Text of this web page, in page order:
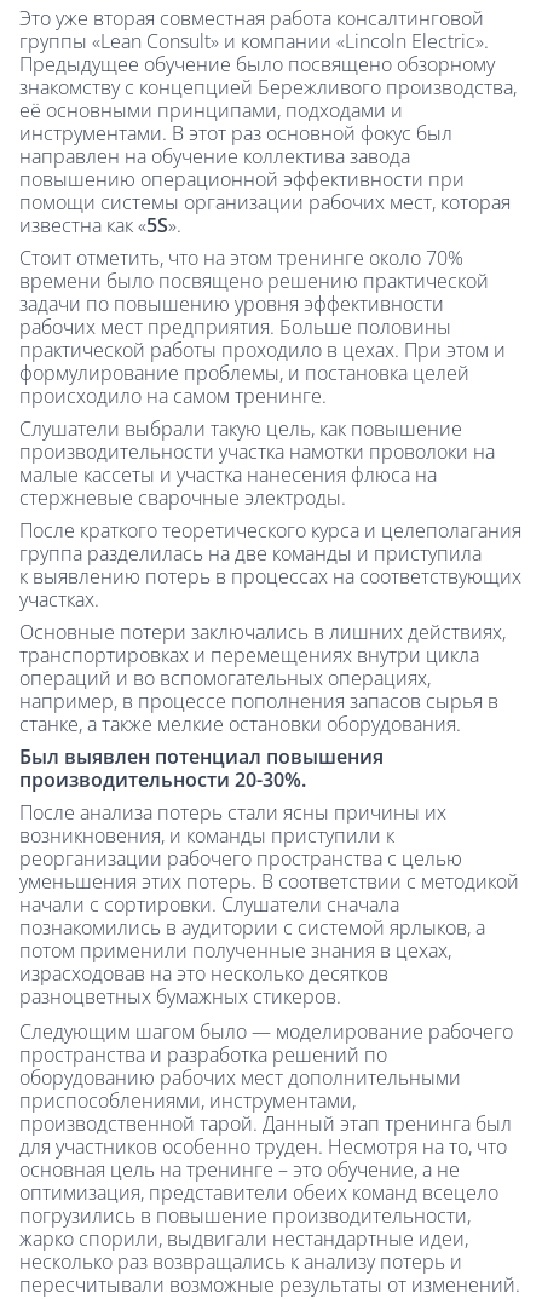
Это уже вторая совместная работа консалтинговой
группы «Lean Consult» и компании «Lincoln Electric».
Предыдущее обучение было посвящено обзорному
знакомству с концепцией Бережливого производства,
её основными принципами, подходами и
инструментами. В этот раз основной фокус был
направлен на обучение коллектива завода
повышению операционной эффективности при
помощи системы организации рабочих мест, которая
известна как «5S».
Стоит отметить, что на этом тренинге около 70%
времени было посвящено решению практической
задачи по повышению уровня эффективности
рабочих мест предприятия. Больше половины
практической работы проходило в цехах. При этом и
формулирование проблемы, и постановка целей
происходило на самом тренинге.
Слушатели выбрали такую цель, как повышение
производительности участка намотки проволоки на
малые кассеты и участка нанесения флюса на
стержневые сварочные электроды.
После краткого теоретического курса и целеполагания
группа разделилась на две команды и приступила
к выявлению потерь в процессах на соответствующих
участках.
Основные потери заключались в лишних действиях,
транспортировках и перемещениях внутри цикла
операций и во вспомогательных операциях,
например, в процессе пополнения запасов сырья в
станке, а также мелкие остановки оборудования.
Был выявлен потенциал повышения
производительности 20-30%.
После анализа потерь стали ясны причины их
возникновения, и команды приступили к
реорганизации рабочего пространства с целью
уменьшения этих потерь. В соответствии с методикой
начали с сортировки. Слушатели сначала
познакомились в аудитории с системой ярлыков, а
потом применили полученные знания в цехах,
израсходовав на это несколько десятков
разноцветных бумажных стикеров.
Следующим шагом было — моделирование рабочего
пространства и разработка решений по
оборудованию рабочих мест дополнительными
приспособлениями, инструментами,
производственной тарой. Данный этап тренинга был
для участников особенно труден. Несмотря на то, что
основная цель на тренинге – это обучение, а не
оптимизация, представители обеих команд всецело
погрузились в повышение производительности,
жарко спорили, выдвигали нестандартные идеи,
несколько раз возвращались к анализу потерь и
пересчитывали возможные результаты от изменений.